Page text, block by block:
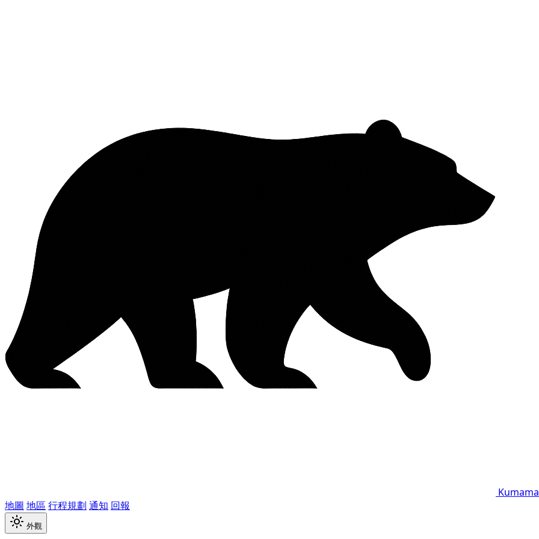
地圖 地區 行程規劃 通知 回報
外觀